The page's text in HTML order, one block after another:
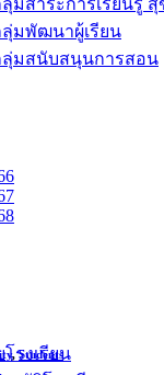
มสาระการเรียนรู้
ลุ่มพัฒนาผู้เรียน
ลุ่มสนับสนุนการสอน
โรงเรียน
,Students